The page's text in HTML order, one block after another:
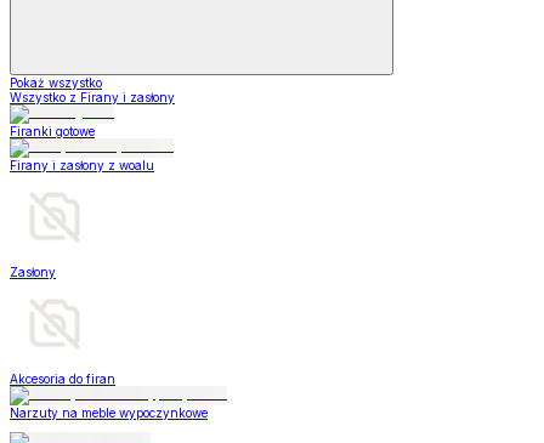
Pokaż wszystko
Wszystko z Firany i zasłony
Firanki gotowe
Firany i zasłony z woalu
Zasłony
Akcesoria do firan
Narzuty na meble wypoczynkowe